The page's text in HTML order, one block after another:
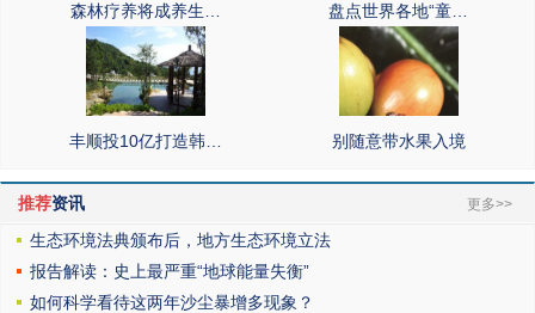
森林疗养将成养生… 盘点世界各地“童…
丰顺投10亿打造韩… 别随意带水果入境
推荐资讯 更多>>
生态环境法典颁布后，地方生态环境立法
报告解读：史上最严重“地球能量失衡”
如何科学看待这两年沙尘暴增多现象？